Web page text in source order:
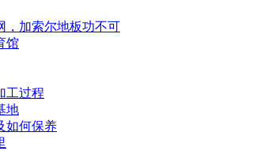
，加索尔地板功不可
馆
工过程
地
如何保养